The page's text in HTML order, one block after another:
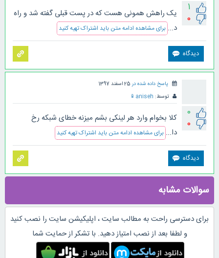
1
0
یک راهش همونی هست که در پست قبلی گفته شد و راه
د... برای مشاهده ادامه متن باید اشتراک تهیه کنید
0
0
پاسخ داده شده در 25 اسفند 1397
توسط: aniseh
📱
کلا بخوام وارد هر لینکی بشم میزنه خطای شبکه رخ
دا... برای مشاهده ادامه متن باید اشتراک تهیه کنید
سوالات مشابه
برای دسترسی راحت به مطالب سایت ، اپلیکیشن سایت را نصب کنید
و لطفا بعد از نصب امتیاز دهید. با تشکر از حمایت شما